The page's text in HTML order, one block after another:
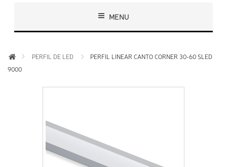
MENU
PERFIL DE LED
PERFIL LINEAR CANTO CORNER 30-60 SLED
9000